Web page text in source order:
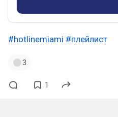
#hotlinemiami #плейлист
3
1